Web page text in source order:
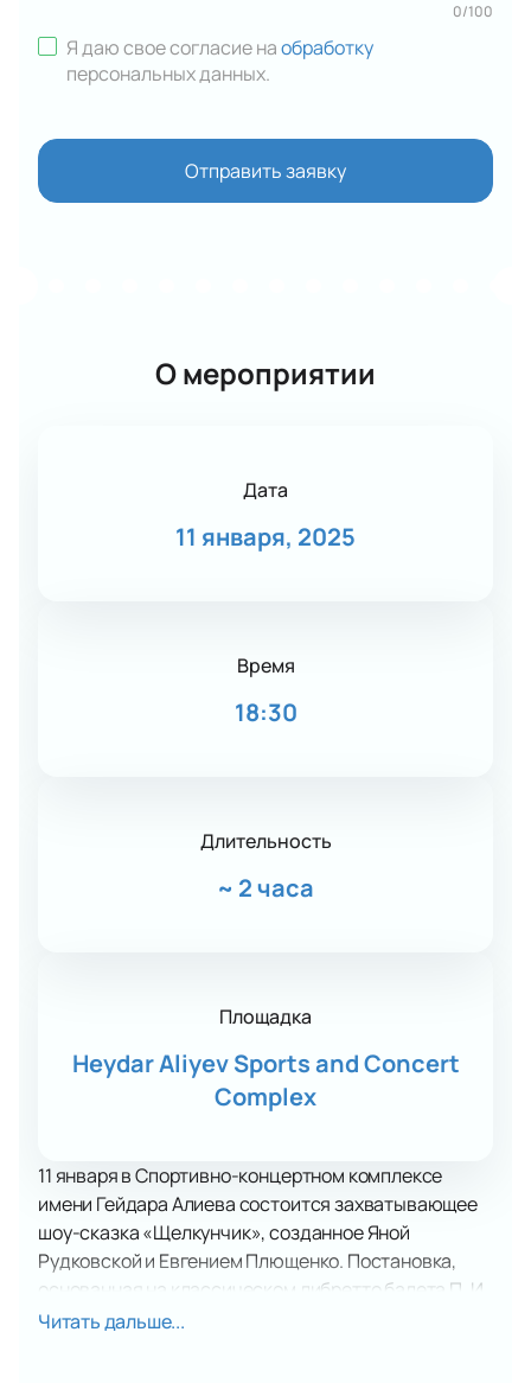
0/100
Я даю свое согласие наобработку
персональных данных.
Отправить заявку
О мероприятии
Дата
11 января, 2025
Время
18:30
Длительность
~ 2 часа
Площадка
Heydar Aliyev Sports and Concert
Complex
11 января в Спортивно-концертном комплексе
имени Гейдара Алиева состоится захватывающее
шоу-сказка «Щелкунчик», созданное Яной
Рудковской и Евгением Плющенко. Постановка,
основанная на классическом либретто балета П. И.
Чайковского, перенесёт зрителей в волшебное
Читать дальше...